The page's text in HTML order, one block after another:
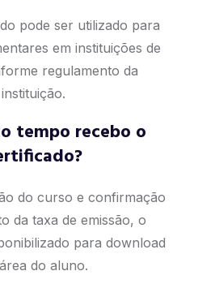
pode ser utilizado para
em instituições de
regulamento da
instituição.
tempo recebo o
do curso e confirmação
da taxa de emissão, o
para download
do aluno.